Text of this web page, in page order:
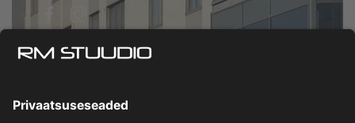
FacebookInstagram
Privaatsuspoliitika